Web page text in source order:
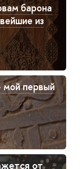
барона
из
первый
от